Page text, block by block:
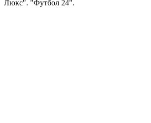
Люкс". "Футбол 24".